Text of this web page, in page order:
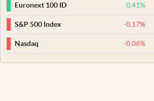
Euronext 100 ID 0,41%
S&P 500 Index -0,17%
Nasdaq -0,06%